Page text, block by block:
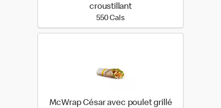
croustillant
550 Cals550 calories
McWrap César avec poulet grillé